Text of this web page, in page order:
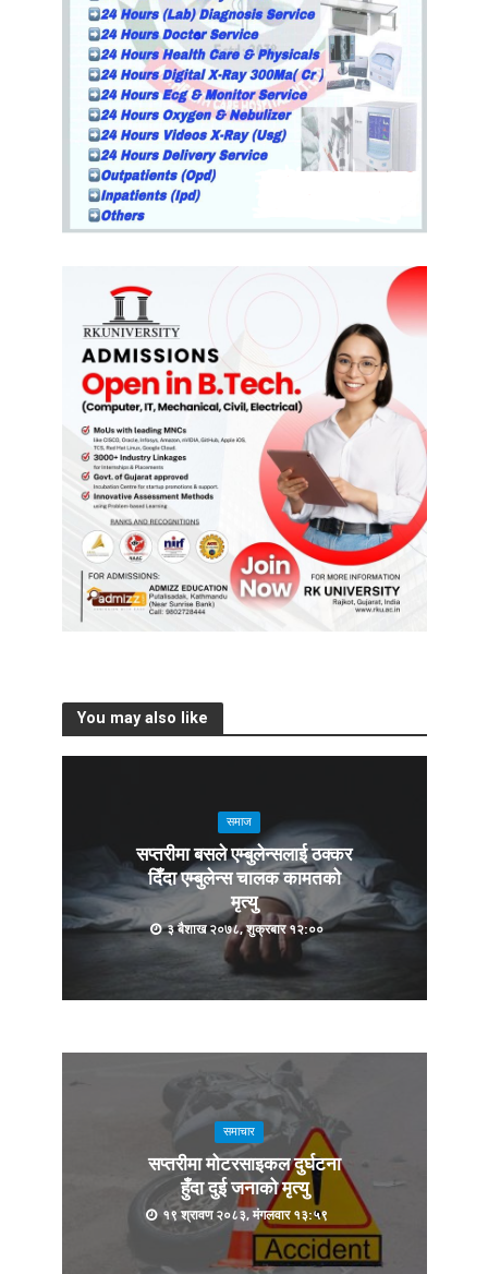
You may also like
समाज
सप्तरीमा बसले एम्बुलेन्सलाई ठक्कर
दिँदा एम्बुलेन्स चालक कामतको
मृत्यु
३ बैशाख २०७८, शुक्रबार १२:००
समाचार
सप्तरीमा मोटरसाइकल दुर्घटना
हुँदा दुई जनाको मृत्यु
१९ श्रावण २०८३, मंगलवार १३:५९